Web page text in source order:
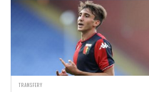
TRANSFERY